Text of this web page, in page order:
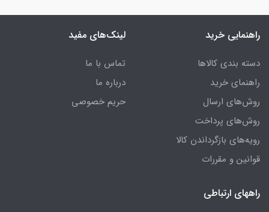
راهنمایی خرید
دسته بندی کالاها
راهنمای خرید
روش‌های ارسال
روش‌های پرداخت
رویه‌های بازگرداندن کالا
قوانین و مقررات
لینک‌های مفید
تماس با ما
درباره ما
حریم خصوصی
راههای ارتباطی